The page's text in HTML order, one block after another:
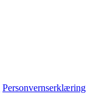
Personvernserklæring